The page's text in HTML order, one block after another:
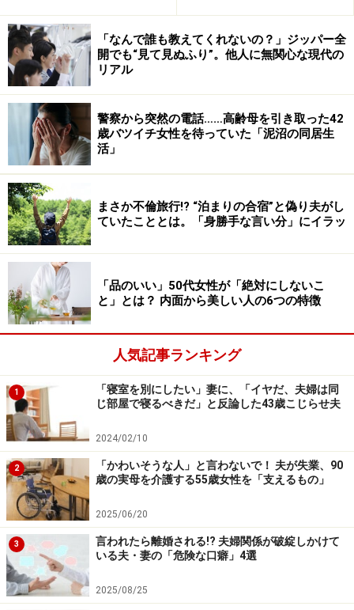
「なんで誰も教えてくれないの？」ジッパー全
開でも“見て見ぬふり”。他人に無関心な現代の
リアル
警察から突然の電話……高齢母を引き取った42
歳バツイチ女性を待っていた「泥沼の同居生
活」
まさか不倫旅行!? “泊まりの合宿”と偽り夫がし
ていたこととは。「身勝手な言い分」にイラッ
「品のいい」50代女性が「絶対にしないこ
と」とは？ 内面から美しい人の6つの特徴
人気記事ランキング
1
「寝室を別にしたい」妻に、「イヤだ、夫婦は同
じ部屋で寝るべきだ」と反論した43歳こじらせ夫
2024/02/10
2
「かわいそうな人」と言わないで！ 夫が失業、90
歳の実母を介護する55歳女性を「支えるもの」
2025/06/20
3
言われたら離婚される!? 夫婦関係が破綻しかけて
いる夫・妻の「危険な口癖」4選
2025/08/25